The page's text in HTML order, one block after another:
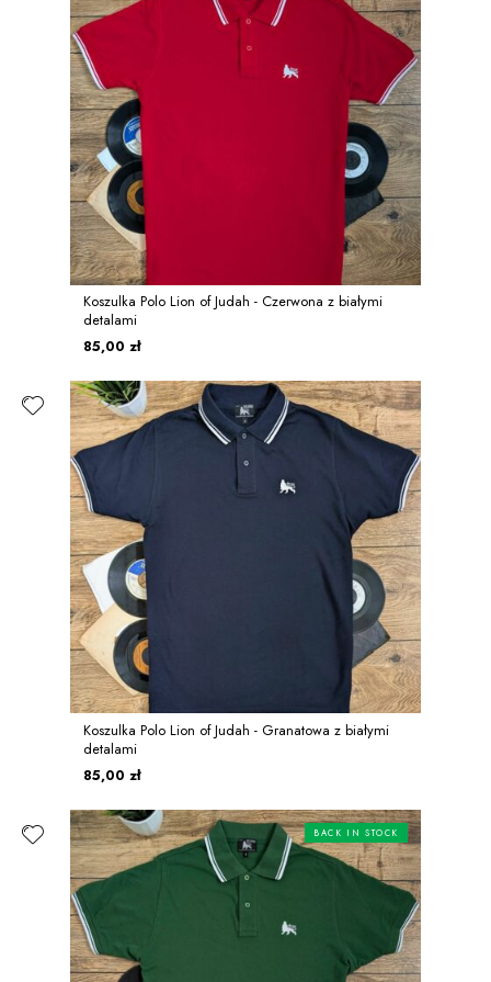
Koszulka Polo Lion of Judah - Czerwona z białymi
detalami
85,00 zł
Koszulka Polo Lion of Judah - Granatowa z białymi
detalami
85,00 zł
BACK IN STOCK